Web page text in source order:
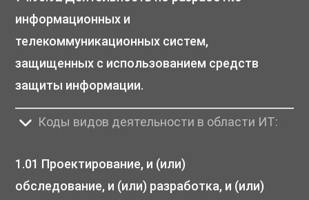
информационных и
телекоммуникационных систем,
защищенных с использованием средств
защиты информации.
Коды видов деятельности в области ИТ:
1.01 Проектирование, и (или)
обследование, и (или) разработка, и (или)